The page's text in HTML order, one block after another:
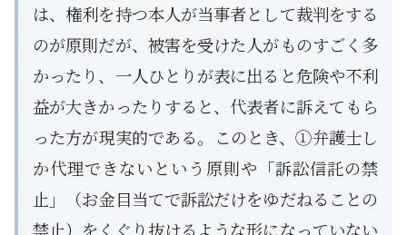
は、権利を持つ本人が当事者として裁判をする
のが原則だが、被害を受けた人がものすごく多
かったり、一人ひとりが表に出ると危険や不利
益が大きかったりすると、代表者に訴えてもら
った方が現実的である。このとき、①弁護士し
か代理できないという原則や「訴訟信託の禁
止」（お金目当てで訴訟だけをゆだねることの
禁止）をくぐり抜けるような形になっていない